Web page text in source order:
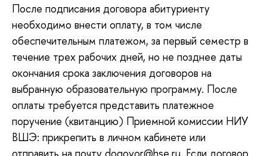
После подписания договора абитуриенту
необходимо внести оплату, в том числе
обеспечительным платежом, за первый семестр в
течение трех рабочих дней, но не позднее даты
окончания срока заключения договоров на
выбранную образовательную программу. После
оплаты требуется представить платежное
поручение (квитанцию) Приемной комиссии НИУ
ВШЭ: прикрепить в личном кабинете или